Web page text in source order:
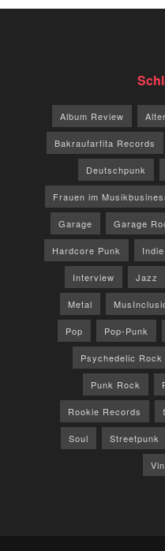
Album Review
Bakraufarfita Records
Deutschpunk
Frauen im
Garage Garage
Hardcore Punk Indie
Interview Jazz
Metal
Pop Pop-Punk
Psychedelic Rock
Punk Rock
Rookie Records
Soul Streetpunk